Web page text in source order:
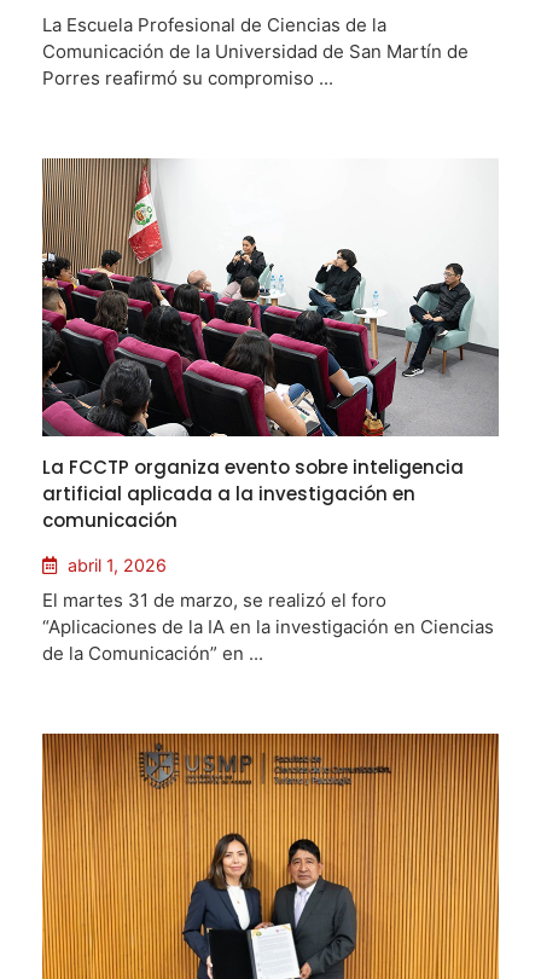
La Escuela Profesional de Ciencias de la
Comunicación de la Universidad de San Martín de
Porres reafirmó su compromiso ...
La FCCTP organiza evento sobre inteligencia
artificial aplicada a la investigación en
comunicación
abril 1, 2026
El martes 31 de marzo, se realizó el foro
“Aplicaciones de la IA en la investigación en Ciencias
de la Comunicación” en ...